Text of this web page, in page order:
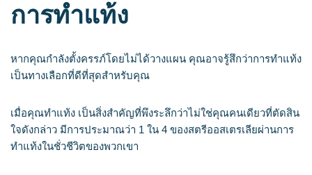
การทำแท้ง
หากคุณกำลังตั้งครรภ์โดยไม่ได้วางแผน คุณอาจรู้สึกว่าการทำแท้ง
เป็นทางเลือกที่ดีที่สุดสำหรับคุณ
เมื่อคุณทำแท้ง เป็นสิ่งสำคัญที่พึงระลึกว่าไม่ใช่คุณคนเดียวที่ตัดสิน
ใจดังกล่าว มีการประมาณว่า 1 ใน 4 ของสตรีออสเตรเลียผ่านการ
ทำแท้งในชั่วชีวิตของพวกเขา